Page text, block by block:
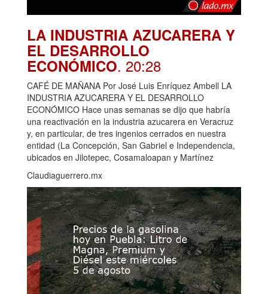
LA INDUSTRIA AZUCARERA Y
EL DESARROLLO
ECONÓMICO. 20:28
CAFÉ DE MAÑANA Por José Luis Enríquez Ambell LA
INDUSTRIA AZUCARERA Y EL DESARROLLO
ECONÓMICO Hace unas semanas se dijo que habría
una reactivación en la industria azucarera en Veracruz
y, en particular, de tres ingenios cerrados en nuestra
entidad (La Concepción, San Gabriel e Independencia,
ubicados en Jilotepec, Cosamaloapan y Martínez
Claudiaguerrero.mx